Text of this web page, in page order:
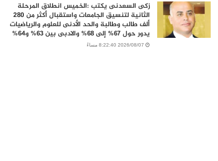
زكى السعدنى يكتب :الخميس انطلاق المرحلة
الثانية لتنسيق الجامعات واستقبال أكثر من 280
ألف طالب وطالبة والحد الأدنى للعلوم والرياضيات
يدور حول 67% إلى 68% والادبى بين 63% و64%
2026/08/07 8:22:40 مساءً